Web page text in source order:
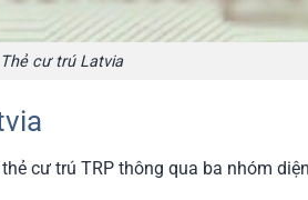
Thẻ cư trú Latvia
cư trú TRP thông qua ba nhóm